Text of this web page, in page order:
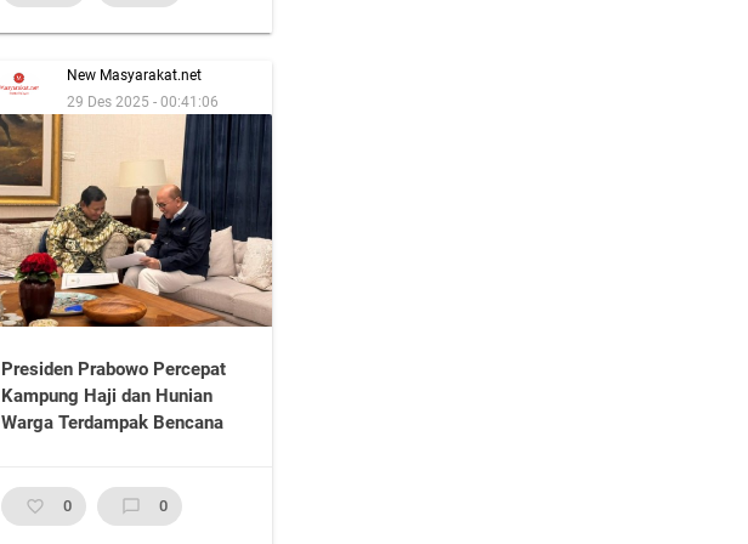
New Masyarakat.net
29 Des 2025 - 00:41:06
Presiden Prabowo Percepat
Kampung Haji dan Hunian
Warga Terdampak Bencana
favorite_border 0 chat_bubble_outline 0